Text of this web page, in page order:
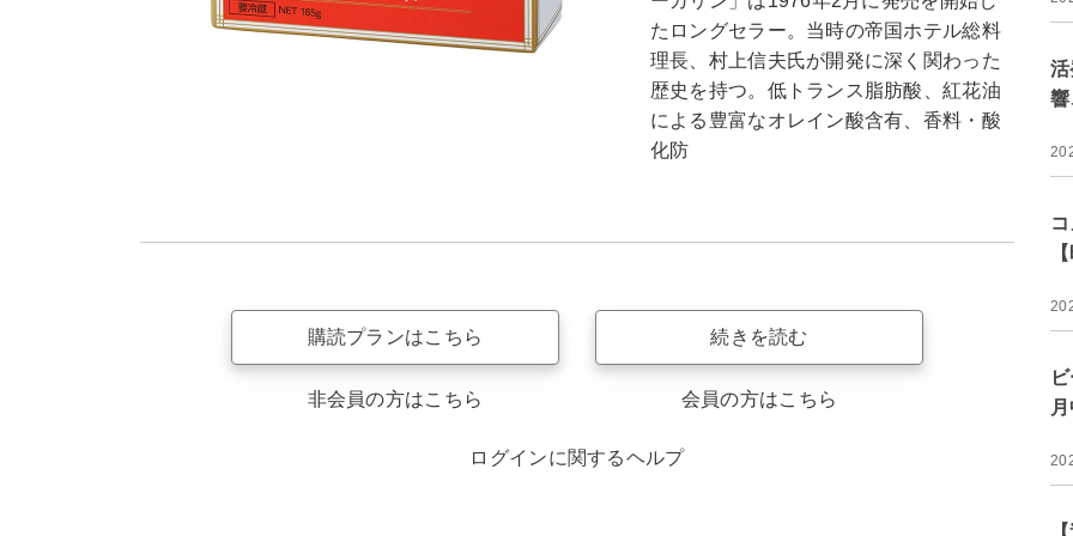
たロングセラー。当時の帝国ホテル総料
理長、村上信夫氏が開発に深く関わった
歴史を持つ。低トランス脂肪酸、紅花油
による豊富なオレイン酸含有、香料・酸
化防
購読プランはこちら
非会員の方はこちら
続きを読む
会員の方はこちら
ログインに関するヘルプ